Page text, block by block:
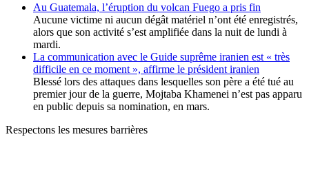
Au Guatemala, l’éruption du volcan Fuego a pris fin
Aucune victime ni aucun dégât matériel n’ont été enregistrés,
alors que son activité s’est amplifiée dans la nuit de lundi à
mardi.
La communication avec le Guide suprême iranien est « très
difficile en ce moment », affirme le président iranien
Blessé lors des attaques dans lesquelles son père a été tué au
premier jour de la guerre, Mojtaba Khamenei n’est pas apparu
en public depuis sa nomination, en mars.
Respectons les mesures barrières